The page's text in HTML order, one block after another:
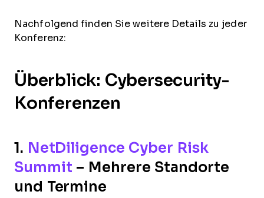
Nachfolgend finden Sie weitere Details zu jeder
Konferenz:
Überblick: Cybersecurity-
Konferenzen
1. NetDiligence Cyber Risk
Summit – Mehrere Standorte
und Termine